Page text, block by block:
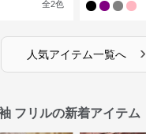
全2色
人気アイテム一覧へ ›
フリルの新着アイテム